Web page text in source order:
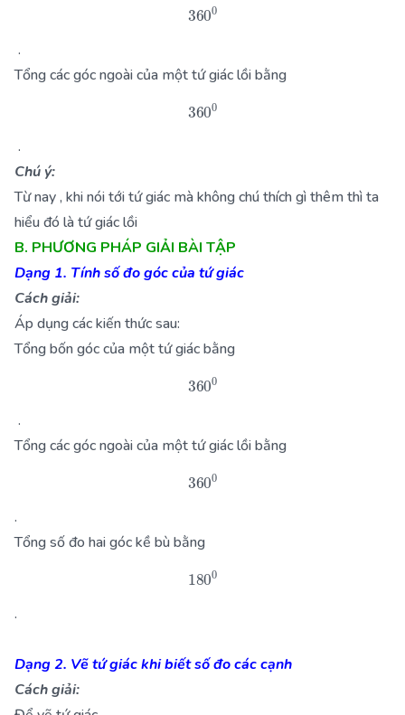
360
.
Tổng các góc ngoài của một tứ giác lồi bằng
360
.
Chú ý:
Từ nay , khi nói tới tứ giác mà không chú thích gì thêm thì ta
hiểu đó là tứ giác lồi
B. PHƯƠNG PHÁP GIẢI BÀI TẬP
Dạng 1. Tính số đo góc của tứ giác
Cách giải:
Áp dụng các kiến thức sau:
Tổng bốn góc của một tứ giác bằng
360
.
Tổng các góc ngoài của một tứ giác lồi bằng
360
.
Tổng số đo hai góc kề bù bằng
180
.
Dạng 2. Vẽ tứ giác khi biết số đo các cạnh
Cách giải: